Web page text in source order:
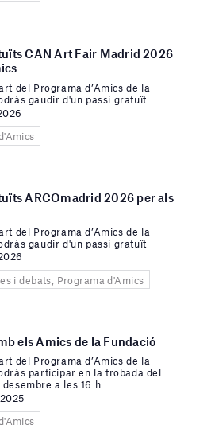
CAN Art Fair Madrid 2026
del Programa d’Amics de la
gaudir d'un passi gratuït
ARCOmadrid 2026 per als
del Programa d’Amics de la
gaudir d'un passi gratuït
i debats, Programa d'Amics
els Amics de la Fundació
del Programa d’Amics de la
participar en la trobada del
a les 16 h.